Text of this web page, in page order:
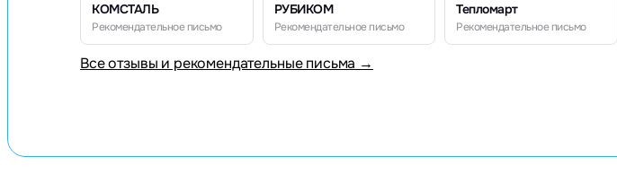
КОМСТАЛЬ
Рекомендательное письмо
РУБИКОМ
Рекомендательное письмо
Тепломарт
Рекомендательное письмо
Все отзывы и рекомендательные письма →